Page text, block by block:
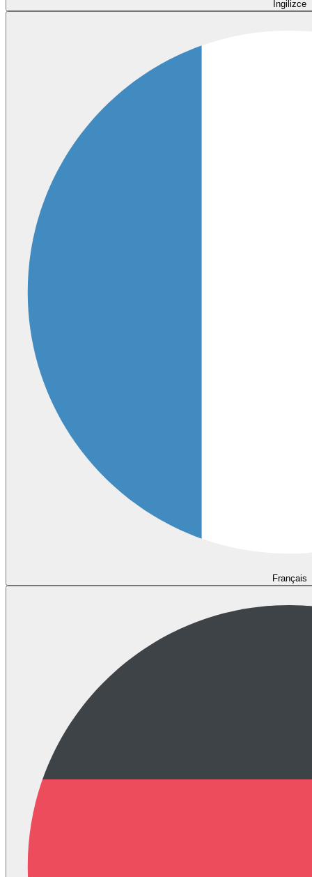
İngilizce
Français